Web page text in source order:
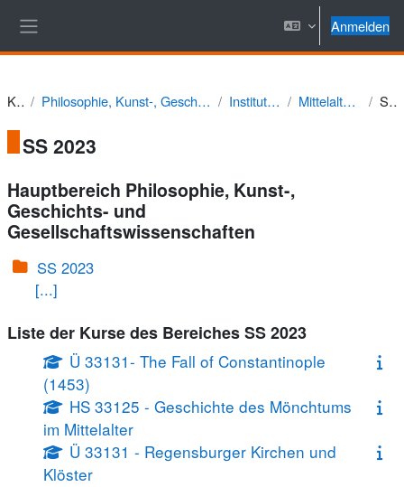
Anmelden
Kurse Philosophie, Kunst-, Geschichts- und Gesellschaftswissenschaften Institut für Geschichte Mittelalterliche Geschichte SS 2023
SS 2023
Hauptbereich Philosophie, Kunst-,
Geschichts- und
Gesellschaftswissenschaften
SS 2023
[...]
Liste der Kurse des Bereiches SS 2023
Ü 33131- The Fall of Constantinople
(1453)
HS 33125 - Geschichte des Mönchtums
im Mittelalter
Ü 33131 - Regensburger Kirchen und
Klöster